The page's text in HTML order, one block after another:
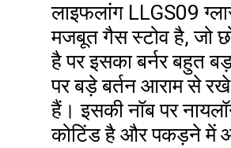
लाइफलांग LLGS09
मजबूत गैस स्टोव है, जो
है पर इसका बर्नर बहुत
पर बड़े बर्तन आराम से
हैं। इसकी नॉब पर
कोटिंड है और पकड़ने में